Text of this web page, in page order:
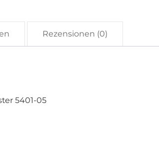
Rezensionen (0)
5401-05